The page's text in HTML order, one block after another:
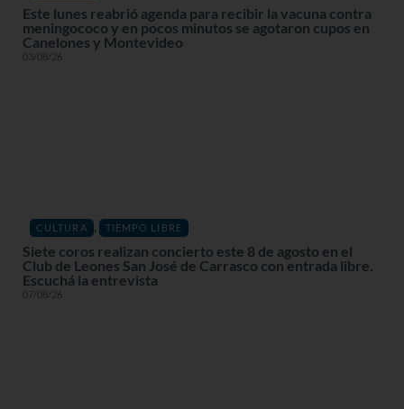
Este lunes reabrió agenda para recibir la vacuna contra
meningococo y en pocos minutos se agotaron cupos en
Canelones y Montevideo
03/08/26
CULTURA , TIEMPO LIBRE
Siete coros realizan concierto este 8 de agosto en el
Club de Leones San José de Carrasco con entrada libre.
Escuchá la entrevista
07/08/26